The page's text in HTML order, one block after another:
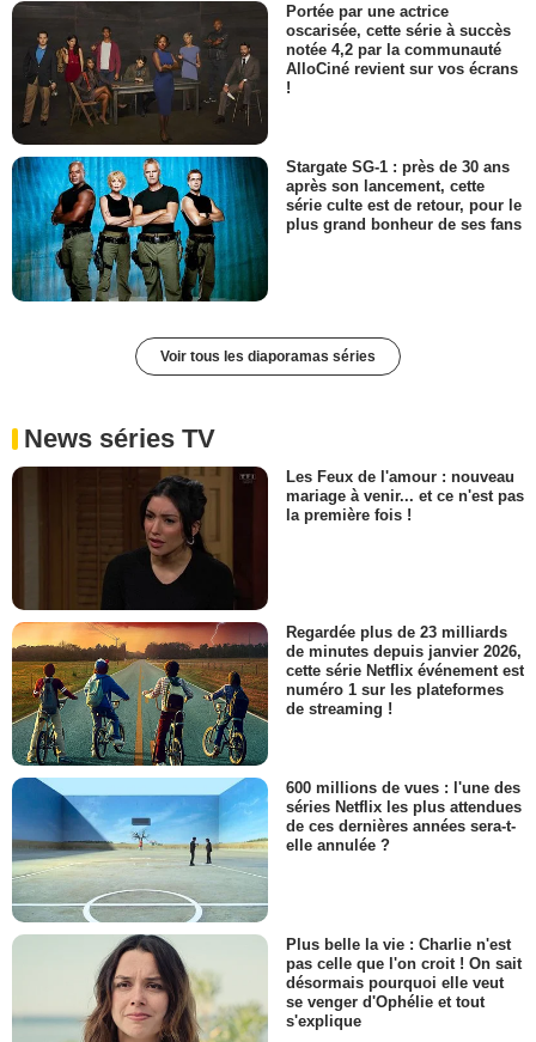
Portée par une actrice
oscarisée, cette série à succès
notée 4,2 par la communauté
AlloCiné revient sur vos écrans
!
Stargate SG-1 : près de 30 ans
après son lancement, cette
série culte est de retour, pour le
plus grand bonheur de ses fans
Voir tous les diaporamas séries
News séries TV
Les Feux de l'amour : nouveau
mariage à venir... et ce n'est pas
la première fois !
Regardée plus de 23 milliards
de minutes depuis janvier 2026,
cette série Netflix événement est
numéro 1 sur les plateformes
de streaming !
600 millions de vues : l'une des
séries Netflix les plus attendues
de ces dernières années sera-t-
elle annulée ?
Plus belle la vie : Charlie n'est
pas celle que l'on croit ! On sait
désormais pourquoi elle veut
se venger d'Ophélie et tout
s'explique